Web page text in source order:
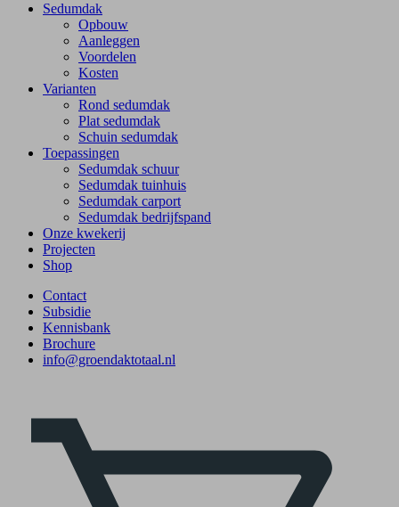
Sedumdak
Opbouw
Aanleggen
Voordelen
Kosten
Varianten
Rond sedumdak
Plat sedumdak
Schuin sedumdak
Toepassingen
Sedumdak schuur
Sedumdak tuinhuis
Sedumdak carport
Sedumdak bedrijfspand
Onze kwekerij
Projecten
Shop
Contact
Subsidie
Kennisbank
Brochure
info@groendaktotaal.nl